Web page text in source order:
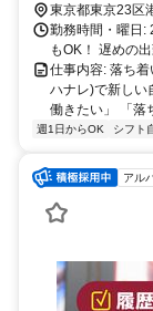
東京都東京23区
勤務時間・曜日:
もOK！ 遅めの
仕事内容: 落ち
ハナレ)で新しい
働きたい」 「落
週1日からOK シフト
アル